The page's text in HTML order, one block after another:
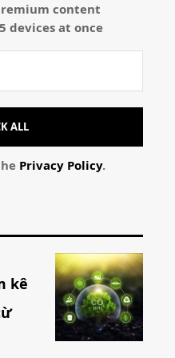
content
devices at once
ALL
Privacy Policy.
kê